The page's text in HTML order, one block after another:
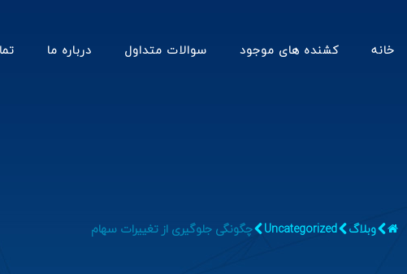
خانه کشنده های موجود سوالات متداول درباره ما
وبلاگ Uncategorized چگونگی جلوگیری از تغییرات سهام